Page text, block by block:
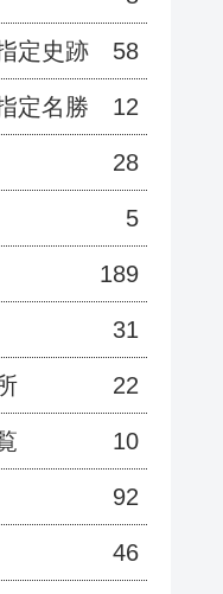
定史跡 58
定名勝 12
28
5
189
31
22
10
92
46